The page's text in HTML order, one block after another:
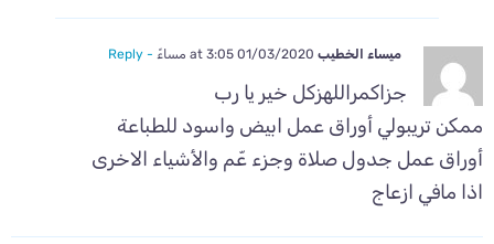
ميساء الخطيب01/03/2020 at 3:05 مساءً - Reply
جزاكمراللهزكل خير يا رب
ممكن تريبولي أوراق عمل ابيض واسود للطباعة
أوراق عمل جدول صلاة وجزء عّم والأشياء الاخرى
اذا مافي ازعاج